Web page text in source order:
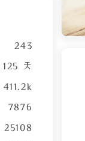
243
125 天
411.2k
7876
25108